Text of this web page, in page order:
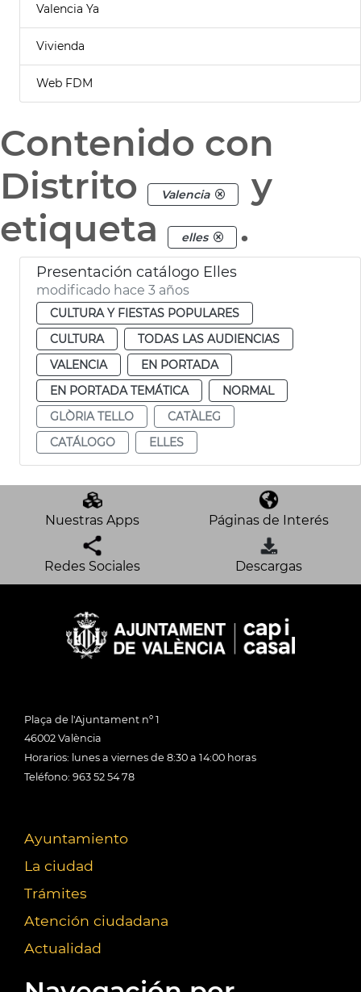
Valencia Ya
Vivienda
Web FDM
Contenido con
Distrito
Valencia
y
etiqueta
elles .
Presentación catálogo Elles
modificado hace 3 años
CULTURA Y FIESTAS POPULARES
CULTURA
TODAS LAS AUDIENCIAS
VALENCIA
EN PORTADA
EN PORTADA TEMÁTICA
NORMAL
GLÒRIA TELLO
CATÀLEG
CATÁLOGO
ELLES
Nuestras Apps Páginas de Interés
Redes Sociales Descargas
Plaça de l'Ajuntament nº 1
46002 València
Horarios: lunes a viernes de 8:30 a 14:00 horas
Teléfono: 963 52 54 78
Ayuntamiento
La ciudad
Trámites
Atención ciudadana
Actualidad